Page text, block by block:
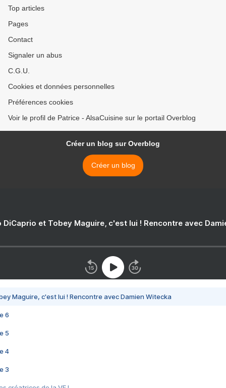
Top articles
Pages
Contact
Signaler un abus
C.G.U.
Cookies et données personnelles
Préférences cookies
Voir le profil de Patrice - AlsaCuisine sur le portail Overblog
Créer un blog sur Overblog
Créer un blog
DiCaprio et Tobey Maguire, c'est lui ! Rencontre avec
Maguire, c'est lui ! Rencontre avec Damien Witecka
6
5
4
3